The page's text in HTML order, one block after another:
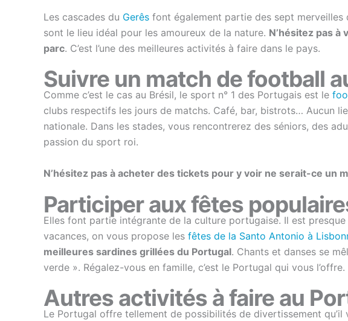
Les cascades du Gerês font également partie des sept merveilles
sont le lieu idéal pour les amoureux de la nature. N’hésitez pas
parc. C’est l’une des meilleures activités à faire dans le pays.
Suivre un match de football
Comme c’est le cas au Brésil, le sport n° 1 des Portugais est le
clubs respectifs les jours de matchs. Café, bar, bistrots… Aucun
nationale. Dans les stades, vous rencontrerez des séniors, des
passion du sport roi.
N’hésitez pas à acheter des tickets pour y voir ne serait-ce un
Participer aux fêtes
Elles font partie intégrante de la culture portugaise. Il est
vacances, on vous propose les fêtes de la Santo Antonio à
meilleures sardines grillées du Portugal. Chants et danses se
verde ». Régalez-vous en famille, c’est le Portugal qui vous l’offre.
Autres activités à faire au
Le Portugal offre tellement de possibilités de divertissement